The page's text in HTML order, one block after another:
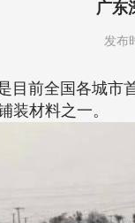
广东
发布
前全国各城市
装材料之一。